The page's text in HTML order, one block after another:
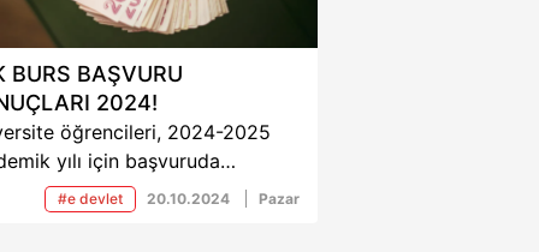
BURS BAŞVURU
2024!
öğrencileri, 2024-2025
yılı için başvuruda
Kredi ve Yurtlar Kurumu
burs sonuçlarının
#e devlet 20.10.2024 Pazar